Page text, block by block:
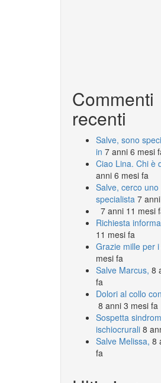
Commenti
recenti
Salve, sono
in 7 anni 6 mesi
Ciao Lina. Chi è
anni 6 mesi fa
Salve, cerco uno
specialista 7
7 anni 11 mesi
Richiesta
11 mesi fa
Grazie mille per i
mesi fa
Salve Marcus, 8
fa
Dolori al collo
8 anni 3 mesi fa
Sospetta
ischiocrurali 8
Salve Melissa, 8
fa